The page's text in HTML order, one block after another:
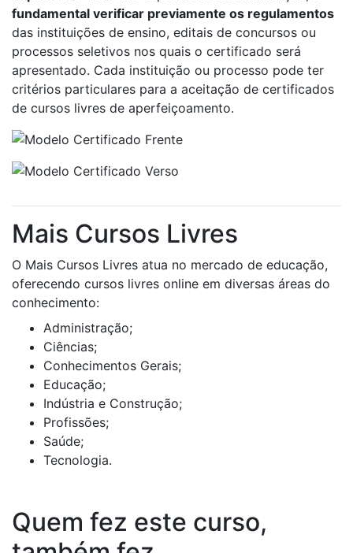
fundamental verificar previamente os regulamentos
das instituições de ensino, editais de concursos ou
processos seletivos nos quais o certificado será
apresentado. Cada instituição ou processo pode ter
critérios particulares para a aceitação de certificados
de cursos livres de aperfeiçoamento.
Mais Cursos Livres
O Mais Cursos Livres atua no mercado de educação,
oferecendo cursos livres online em diversas áreas do
conhecimento:
Administração;
Ciências;
Conhecimentos Gerais;
Educação;
Indústria e Construção;
Profissões;
Saúde;
Tecnologia.
Quem fez este curso,